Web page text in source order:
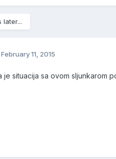
later...
February 11, 2015
je situacija sa ovom sljunkarom